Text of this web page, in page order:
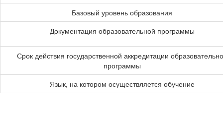
Базовый уровень образования
Документация образовательной программы
Срок действия государственной аккредитации
программы
Язык, на котором осуществляется обучение